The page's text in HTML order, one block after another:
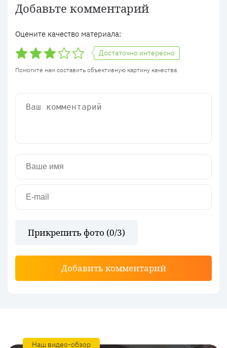
Добавьте комментарий
Оцените качество материала:
Достаточно интересно
Помогите нам составить объективную картину качества
Прикрепить фото (0/3)
Добавить комментарий
Наш видео-обзор